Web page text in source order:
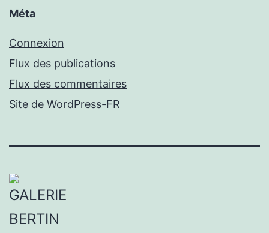
Méta
Connexion
Flux des publications
Flux des commentaires
Site de WordPress-FR